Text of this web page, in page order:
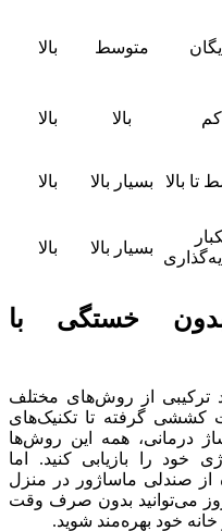
متوسط بالا
کم بالا بالا
تا بالا بسیار بالا بالا
بسیار بالا بالا
خستگی با
ترکیبی از روش‌های مختلف
گرفته تا تکنیک‌های
درمانی، همه این روش‌ها
خود را بازیابی کنید. اما
از صندلی ماساژور در منزل
می‌توانید بدون صرف وقت
خود بهره‌مند شوید.